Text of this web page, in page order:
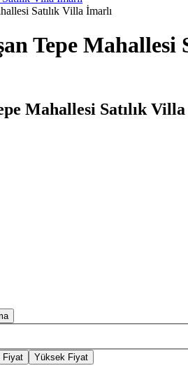
Satılık Villa İmarlı
Tepe Mahallesi
Mahallesi Satılık
Fiyat Yüksek Fiyat